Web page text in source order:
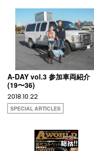
A-DAY vol.3 参加車両紹介
(19〜36)
2018.10.22
SPECIAL ARTICLES